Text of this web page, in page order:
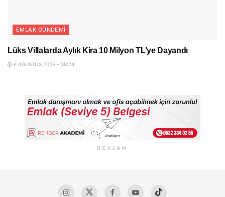
EMLAK GÜNDEMI
Lüks Villalarda Aylık Kira 10 Milyon TL’ye Dayandı
6 AĞUSTOS 2026 - 08:24
REKLAM